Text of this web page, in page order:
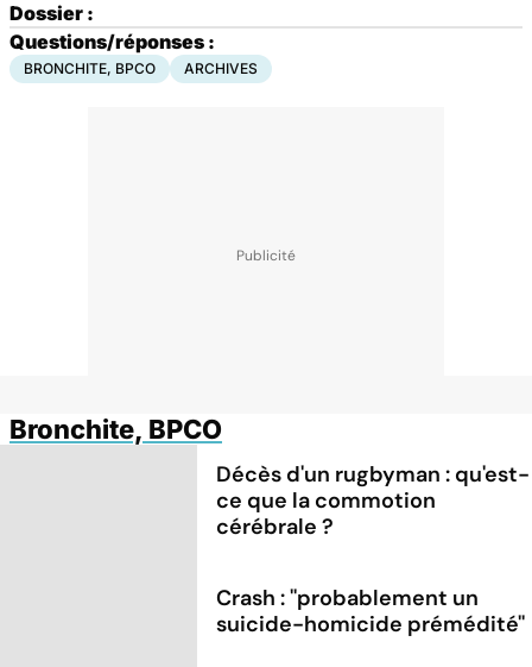
Dossier :
Questions/réponses :
BRONCHITE, BPCO ARCHIVES
Bronchite, BPCO
Décès d'un rugbyman : qu'est-
ce que la commotion
cérébrale ?
Crash : ''probablement un
suicide-homicide prémédité''